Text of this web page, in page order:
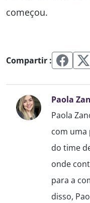
começou.
Compartir :
Paola
Paola
com uma
do time
onde
para a
disso,